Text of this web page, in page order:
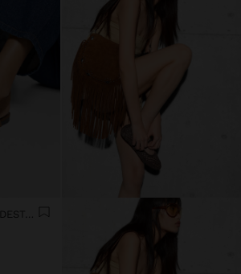
BAILARINAS DE PIEL DESTALONADAS CON TIRA